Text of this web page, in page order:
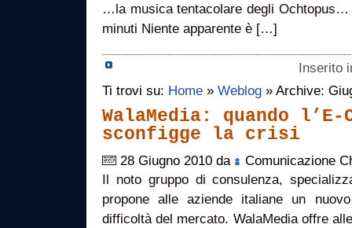
…la musica tentacolare degli Ochtopus…
minuti Niente apparente è […]
Inserito
Ti trovi su: Home » Weblog » Archive:
WalaMedia: quando l’E-
sconfigge la crisi
28 Giugno 2010 da
Comunicazione
Il noto gruppo di consulenza,
propone alle aziende italiane un
difficoltà del mercato. WalaMedia offre